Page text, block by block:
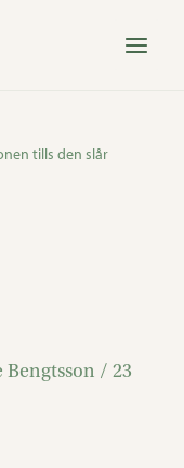
tills den slår
Bengtsson / 23